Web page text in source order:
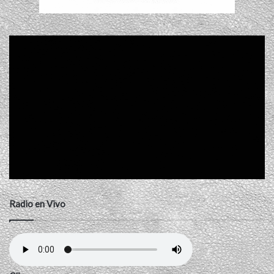
Radio en Vivo